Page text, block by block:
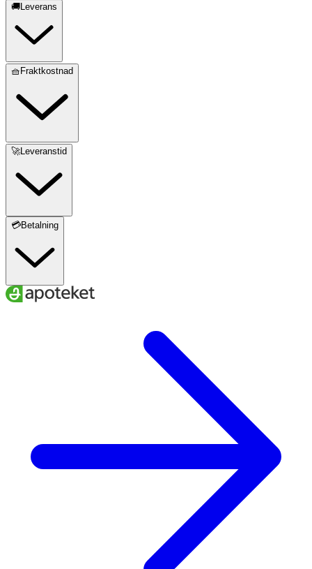
🚚Leverans
🧺Fraktkostnad
🚀Leveranstid
💳Betalning